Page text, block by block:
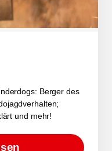
Berger des
und mehr!